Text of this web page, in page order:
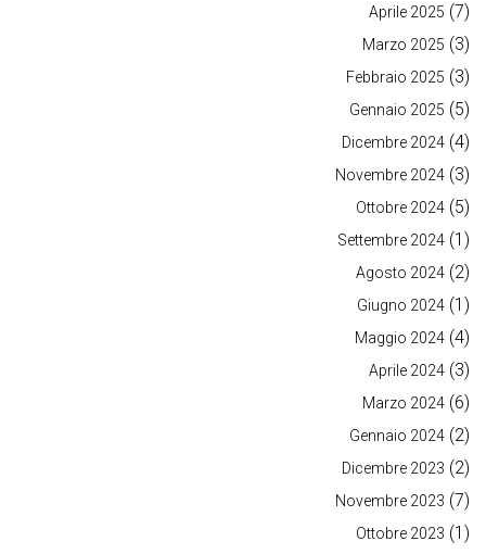
Aprile 2025 (7)
Marzo 2025 (3)
Febbraio 2025 (3)
Gennaio 2025 (5)
Dicembre 2024 (4)
Novembre 2024 (3)
Ottobre 2024 (5)
Settembre 2024 (1)
Agosto 2024 (2)
Giugno 2024 (1)
Maggio 2024 (4)
Aprile 2024 (3)
Marzo 2024 (6)
Gennaio 2024 (2)
Dicembre 2023 (2)
Novembre 2023 (7)
Ottobre 2023 (1)